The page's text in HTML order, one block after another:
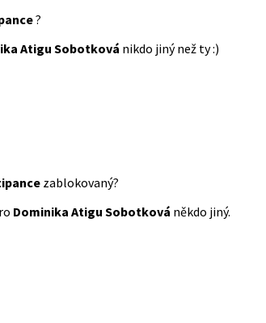
?
Atigu Sobotková nikdo jiný než ty :)
zablokovaný?
Dominika Atigu Sobotková někdo jiný.